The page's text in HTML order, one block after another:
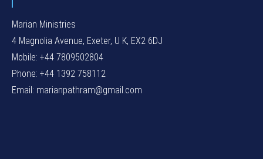
Marian Ministries
4 Magnolia Avenue, Exeter, U K, EX2 6DJ
Mobile: +44 7809502804
Phone: +44 1392 758112
Email: marianpathram@gmail.com